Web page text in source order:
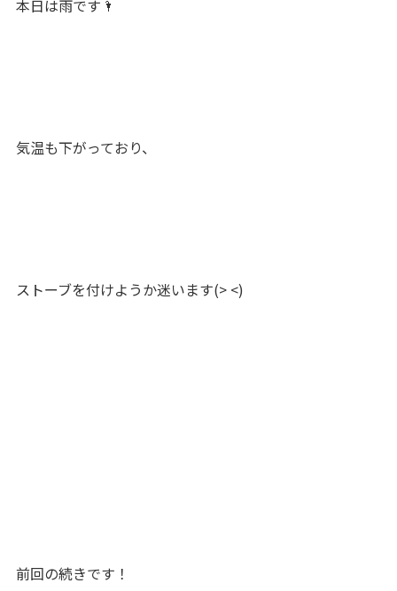
本日は雨です🌂
気温も下がっており、
ストーブを付けようか迷います(> <)
前回の続きです！